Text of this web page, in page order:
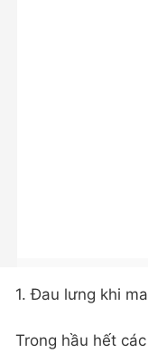
1. Đau lưng khi
Trong hầu hết